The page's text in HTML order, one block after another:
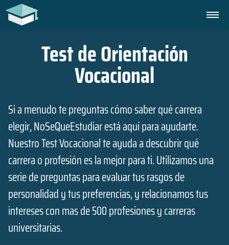
Test de Orientación
Vocacional
Si a menudo te preguntas cómo saber qué carrera
elegir, NoSeQueEstudiar está aquí para ayudarte.
Nuestro Test Vocacional te ayuda a descubrir qué
carrera o profesión es la mejor para ti. Utilizamos una
serie de preguntas para evaluar tus rasgos de
personalidad y tus preferencias, y relacionamos tus
intereses con mas de 500 profesiones y carreras
universitarias.